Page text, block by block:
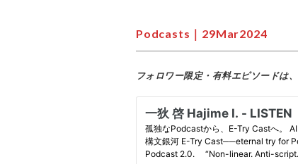
Podcasts｜29Mar2024
フォロワー限定・有料エピソードは、